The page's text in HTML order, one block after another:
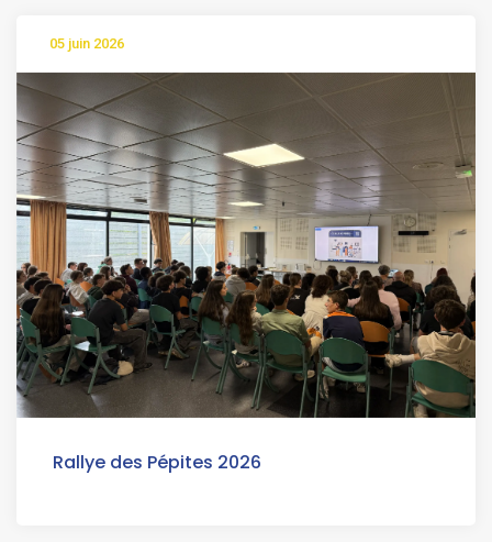
05 juin 2026
Rallye des Pépites 2026